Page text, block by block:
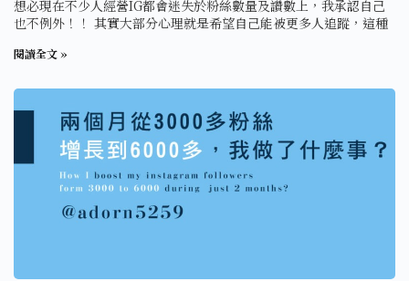
想必現在不少人經營IG都會迷失於粉絲數量及讚數上，我承認自己
也不例外！！ 其實大部分心理就是希望自己能被更多人追蹤，這種
閱讀全文 »